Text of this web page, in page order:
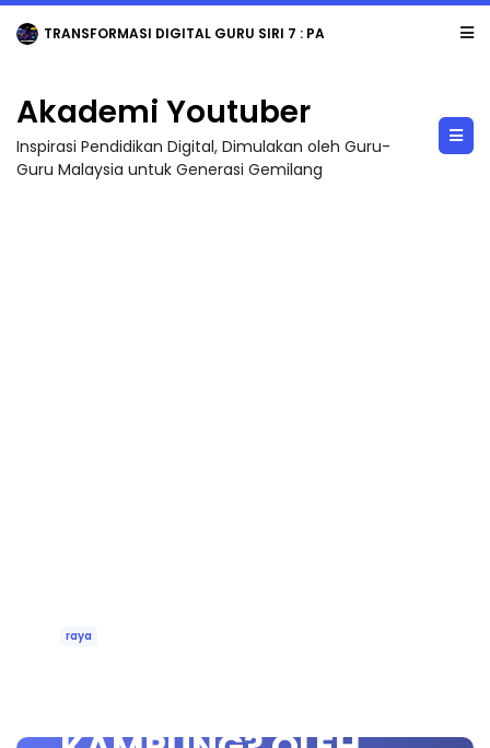
TRANSFORMASI DIGITAL GURU SIRI 7 : PAHLAWAN DIGITAL PENYELAMAT DUNIA
Akademi Youtuber
Inspirasi Pendidikan Digital, Dimulakan oleh Guru-
Guru Malaysia untuk Generasi Gemilang
raya